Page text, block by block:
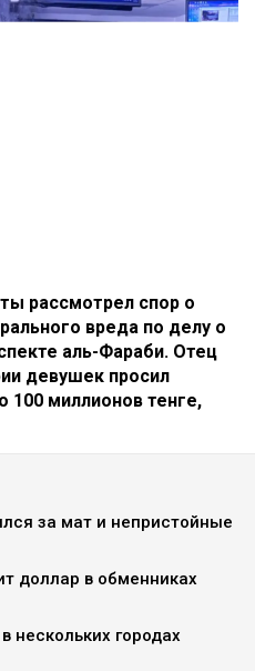
рассмотрел спор о
вреда по делу о
аль-Фараби. Отец
девушек просил
100 миллионов тенге,
за мат и непристойные
доллар в обменниках
нескольких городах